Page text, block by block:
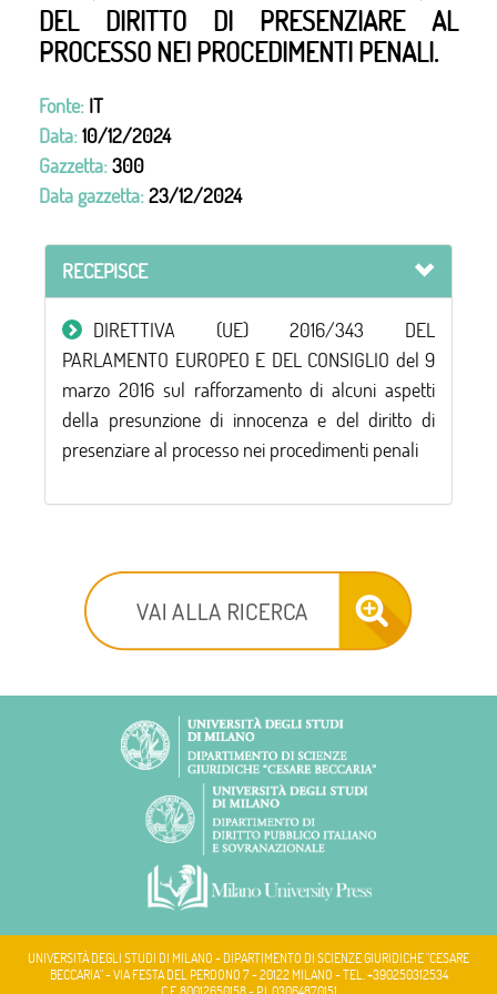
DEL DIRITTO DI PRESENZIARE AL
PROCESSO NEI PROCEDIMENTI PENALI.
Fonte: IT
Data:10/12/2024
Gazzetta:300
Data gazzetta:23/12/2024
RECEPISCE
DIRETTIVA (UE) 2016/343 DEL
PARLAMENTO EUROPEO E DEL CONSIGLIO del 9
marzo 2016 sul rafforzamento di alcuni aspetti
della presunzione di innocenza e del diritto di
presenziare al processo nei procedimenti penali
UNIVERSITÀ DEGLI STUDI DI MILANO - DIPARTIMENTO DI SCIENZE GIURIDICHE "CESARE
BECCARIA" - VIA FESTA DEL PERDONO 7 - 20122 MILANO - TEL. +390250312534